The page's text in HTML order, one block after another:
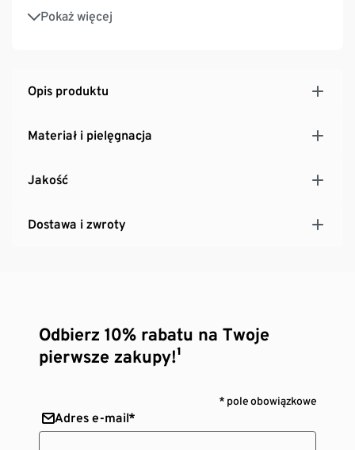
Pokaż więcej
irisette® greenline: zaprojektowana specjalnie dla
Opis produktu
Materiał i pielęgnacja
Jakość
Dostawa i zwroty
Odbierz 10% rabatu na Twoje
pierwsze zakupy!¹
* pole obowiązkowe
Adres e-mail*